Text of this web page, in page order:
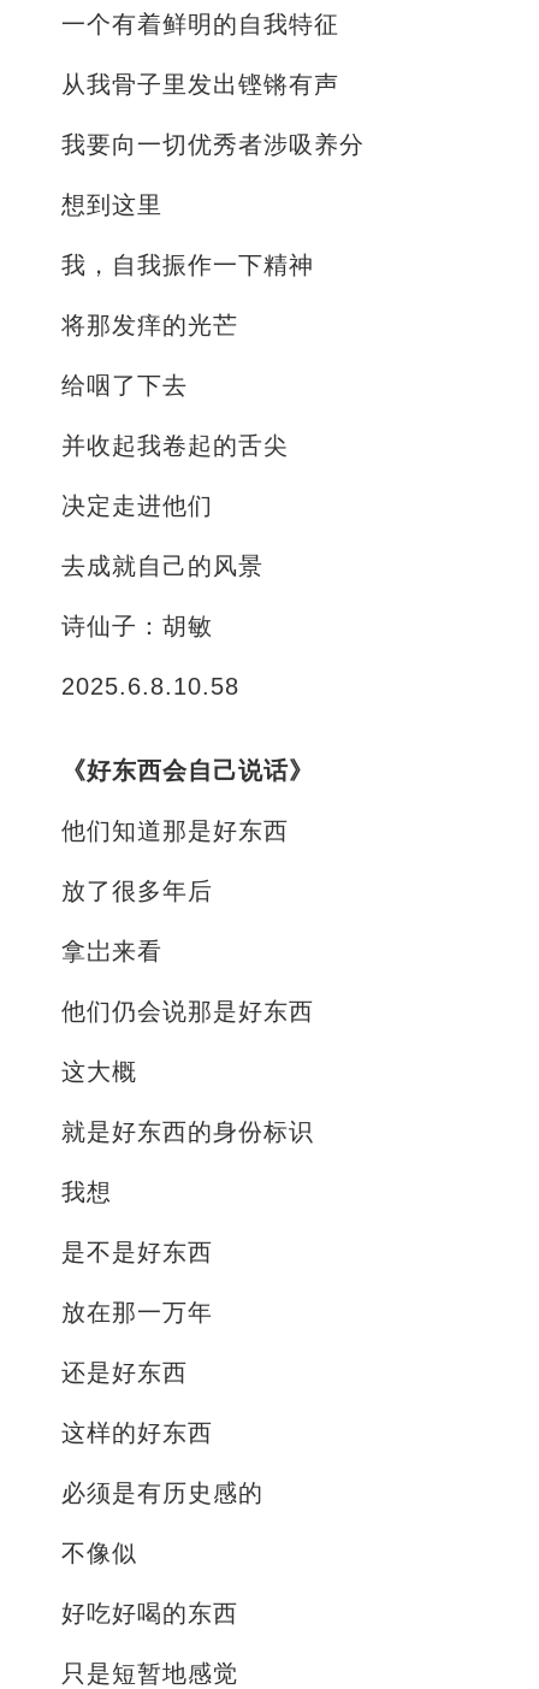
一个有着鲜明的自我特征
从我骨子里发出铿锵有声
我要向一切优秀者涉吸养分
想到这里
我，自我振作一下精神
将那发痒的光芒
给咽了下去
并收起我卷起的舌尖
决定走进他们
去成就自己的风景
诗仙子：胡敏
2025.6.8.10.58
《好东西会自己说话》
他们知道那是好东西
放了很多年后
拿岀来看
他们仍会说那是好东西
这大概
就是好东西的身份标识
我想
是不是好东西
放在那一万年
还是好东西
这样的好东西
必须是有历史感的
不像似
好吃好喝的东西
只是短暂地感觉